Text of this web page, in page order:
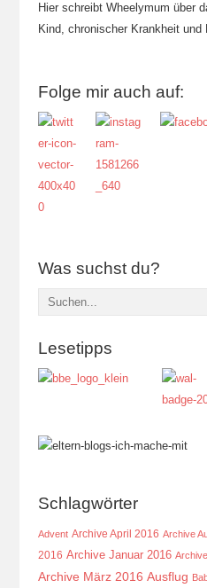
Hier schreibt Wheelymum über
Kind, chronischer Krankheit und
Folge mir auch auf:
Was suchst du?
Lesetipps
Schlagwörter
Advent Archive April 2016 Archive
2016 Archive Januar 2016
Archive März 2016 Ausflug